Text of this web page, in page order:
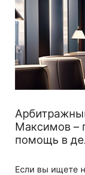
Максимов –
помощь в
Если вы ищете